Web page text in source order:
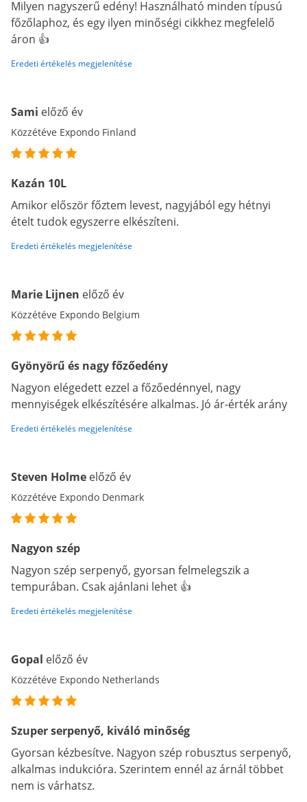
Milyen nagyszerű edény! Használható minden típusú
főzőlaphoz, és egy ilyen minőségi cikkhez megfelelő
áron 👍
Eredeti értékelés megjelenítése
Sami előző év
Közzétéve Expondo Finland
Kazán 10L
Amikor először főztem levest, nagyjából egy hétnyi
ételt tudok egyszerre elkészíteni.
Eredeti értékelés megjelenítése
Marie Lijnen előző év
Közzétéve Expondo Belgium
Gyönyörű és nagy főzőedény
Nagyon elégedett ezzel a főzőedénnyel, nagy
mennyiségek elkészítésére alkalmas. Jó ár-érték arány
Eredeti értékelés megjelenítése
Steven Holme előző év
Közzétéve Expondo Denmark
Nagyon szép
Nagyon szép serpenyő, gyorsan felmelegszik a
tempurában. Csak ajánlani lehet 👍
Eredeti értékelés megjelenítése
Gopal előző év
Közzétéve Expondo Netherlands
Szuper serpenyő, kiváló minőség
Gyorsan kézbesítve. Nagyon szép robusztus serpenyő,
alkalmas indukcióra. Szerintem ennél az árnál többet
nem is várhatsz.